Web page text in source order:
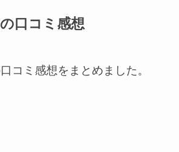
口コミ感想
コミ感想をまとめました。